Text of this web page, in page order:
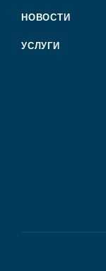
НОВОСТИ
УСЛУГИ